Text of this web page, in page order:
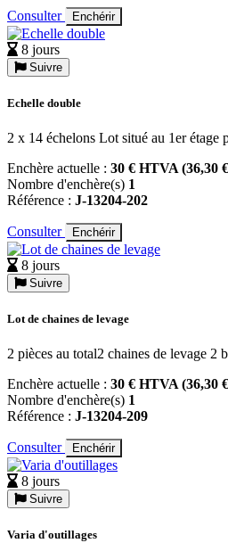
Consulter Enchérir
8 jours
Suivre
Echelle double
2 x 14 échelons Lot situé au 1er étage
Enchère actuelle : 30 € HTVA (36,30
Nombre d'enchère(s) 1
Référence : J-13204-202
Consulter Enchérir
8 jours
Suivre
Lot de chaines de levage
2 pièces au total2 chaines de levage 2
Enchère actuelle : 30 € HTVA (36,30
Nombre d'enchère(s) 1
Référence : J-13204-209
Consulter Enchérir
8 jours
Suivre
Varia d'outillages